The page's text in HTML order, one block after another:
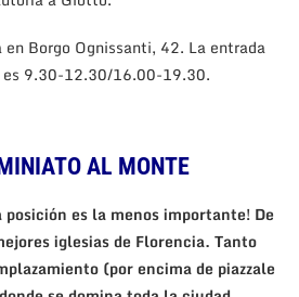
Borgo Ognissanti, 42. La entrada
9.30-12.30/16.00-19.30.
AL MONTE
es la menos importante! De
iglesias de Florencia. Tanto
(por encima de piazzale